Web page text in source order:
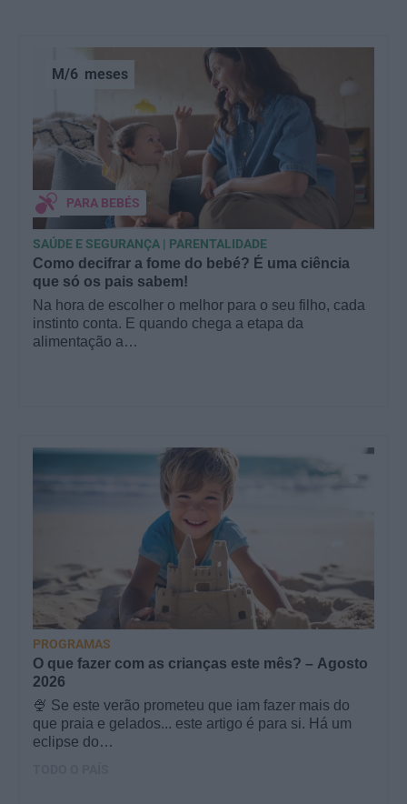
Como decifrar a fome do bebé? É uma ciência
que só os pais sabem!
Na hora de escolher o melhor para o seu filho, cada
instinto conta. E quando chega a etapa da
alimentação a…
M/6 meses
PARA BEBÉS
SAÚDE E SEGURANÇA | PARENTALIDADE
O que fazer com as crianças este mês? – Agosto
2026
🍨 Se este verão prometeu que iam fazer mais do
que praia e gelados... este artigo é para si. Há um
eclipse do…
PROGRAMAS